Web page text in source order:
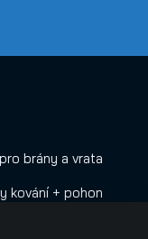
brány a vrata
kování + pohon